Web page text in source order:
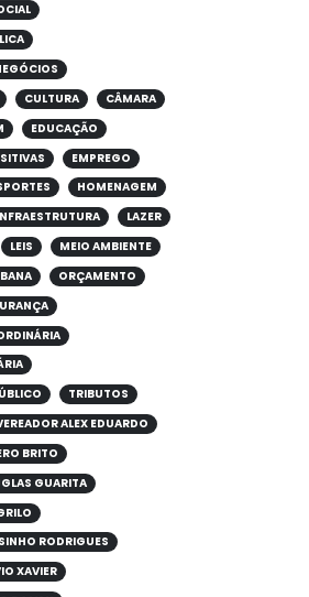
CULTURA
CÂMARA
EDUCAÇÃO
EMPREGO
HOMENAGEM
LAZER
LEIS
MEIO AMBIENTE
ORÇAMENTO
TRIBUTOS
ALEX EDUARDO
BRITO
GUARITA
RODRIGUES
XAVIER